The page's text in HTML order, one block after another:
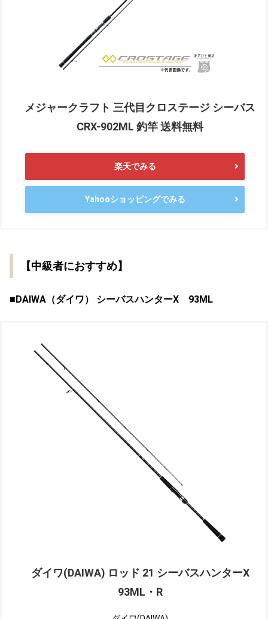
メジャークラフト 三代目クロステージ シーバス
CRX-902ML 釣竿 送料無料
楽天でみる
Yahooショッピングでみる
【中級者におすすめ】
■DAIWA（ダイワ） シーバスハンターX 93ML
ダイワ(DAIWA) ロッド 21 シーバスハンターX
93ML・R